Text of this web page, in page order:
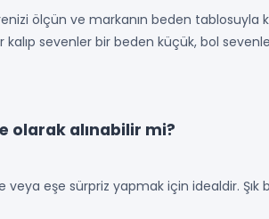
ölçün ve markanın beden
kalıp sevenler bir beden küçük, bol
olarak alınabilir mi?
veya eşe sürpriz yapmak için idealdir.